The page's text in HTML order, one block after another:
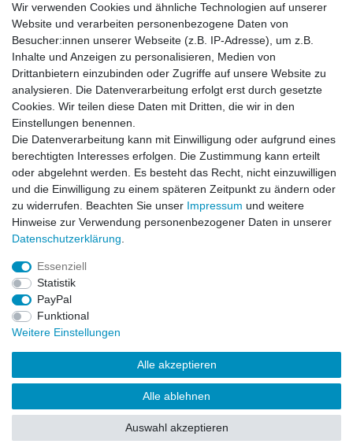
1230 Wien Österreich
Zubehör
-3%
Bittydesign Bumper JOTA 1:7 für Arrma Felony
- Infraction - Limitless
19,49 € *
Artikel anzeigen
*inkl. ges. MwSt.zzgl.Versandkosten
Impressum
Widerrufs­recht
Wir verwenden Cookies und ähnliche Technologien auf unserer
Website und verarbeiten personenbezogene Daten von
Besucher:innen unserer Webseite (z.B. IP-Adresse), um z.B.
Inhalte und Anzeigen zu personalisieren, Medien von
Drittanbietern einzubinden oder Zugriffe auf unsere Website zu
analysieren. Die Datenverarbeitung erfolgt erst durch gesetzte
Cookies. Wir teilen diese Daten mit Dritten, die wir in den
Einstellungen benennen.
Die Datenverarbeitung kann mit Einwilligung oder aufgrund eines
berechtigten Interesses erfolgen. Die Zustimmung kann erteilt
oder abgelehnt werden. Es besteht das Recht, nicht einzuwilligen
und die Einwilligung zu einem späteren Zeitpunkt zu ändern oder
zu widerrufen. Beachten Sie unser Impressum und weitere
Hinweise zur Verwendung personenbezogener Daten in unserer
Daten­schutz­erklärung
Essenziell
Statistik
PayPal
Funktional
Weitere Einstellungen
Alle akzeptieren
Alle ablehnen
Auswahl akzeptieren